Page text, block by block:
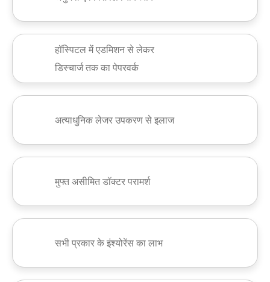
हॉस्पिटल में एडमिशन से लेकर
डिस्चार्ज तक का पेपरवर्क
अत्याधुनिक लेजर उपकरण से इलाज
मुफ्त असीमित डॉक्टर परामर्श
सभी प्रकार के इंश्योरेंस का लाभ